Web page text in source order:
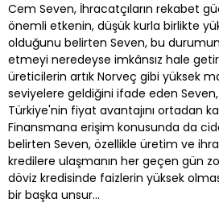
Cem Seven, İhracatçıların rekabet
önemli etkenin, düşük kurla birlikte
olduğunu belirten Seven, bu
etmeyi neredeyse imkânsız hale
üreticilerin artık Norveç gibi yüksek
seviyelere geldiğini ifade eden
Türkiye'nin fiyat avantajını ortadan
Finansmana erişim konusunda da ciddi
belirten Seven, özellikle üretim ve
kredilere ulaşmanın her geçen gün
döviz kredisinde faizlerin yüksek
bir başka unsur...